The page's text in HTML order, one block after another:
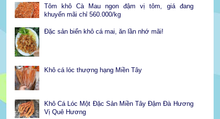
Tôm khô Cà Mau ngon đậm vị tôm, giá đang
khuyến mãi chỉ 560.000/kg
Đặc sản biển khô cá mai, ăn lần nhớ mãi!
Khô cá lóc thượng hạng Miền Tây
Khô Cá Lóc Một Đặc Sản Miền Tây Đậm Đà Hương
Vị Quê Hương